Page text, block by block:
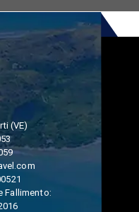
(VE)
Fallimento: